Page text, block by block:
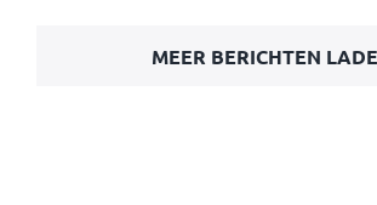
MEER BERICHTEN